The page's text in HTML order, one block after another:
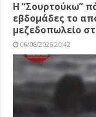
Η “Σουρτούκω”
εβδομάδες το
μεζεδοπωλείο
06/08/2026 20:42